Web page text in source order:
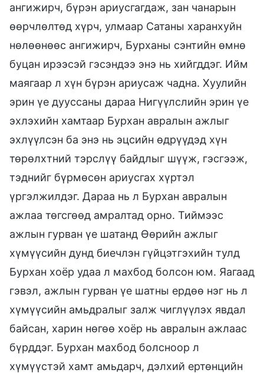
ангижирч, бүрэн ариусгагдаж, зан чанарын
өөрчлөлтөд хүрч, улмаар Сатаны харанхуйн
нөлөөнөөс ангижирч, Бурханы сэнтийн өмнө
буцан ирээсэй гэсэндээ энэ нь хийгддэг. Ийм
маягаар л хүн бүрэн ариусаж чадна. Хуулийн
эрин үе дууссаны дараа Нигүүлслийн эрин үе
эхлэхийн хамтаар Бурхан авралын ажлыг
эхлүүлсэн ба энэ нь эцсийн өдрүүдэд хүн
төрөлхтний тэрслүү байдлыг шүүж, гэсгээж,
тэднийг бүрмөсөн ариусгах хүртэл
үргэлжилдэг. Дараа нь л Бурхан авралын
ажлаа төгсгөөд амралтад орно. Тиймээс
ажлын гурван үе шатанд Өөрийн ажлыг
хүмүүсийн дунд биечлэн гүйцэтгэхийн тулд
Бурхан хоёр удаа л махбод болсон юм. Яагаад
гэвэл, ажлын гурван үе шатны ердөө нэг нь л
хүмүүсийн амьдралыг залж чиглүүлэх явдал
байсан, харин нөгөө хоёр нь авралын ажлаас
бүрддэг. Бурхан махбод болсноор л
хүмүүстэй хамт амьдарч, дэлхий ертөнцийн